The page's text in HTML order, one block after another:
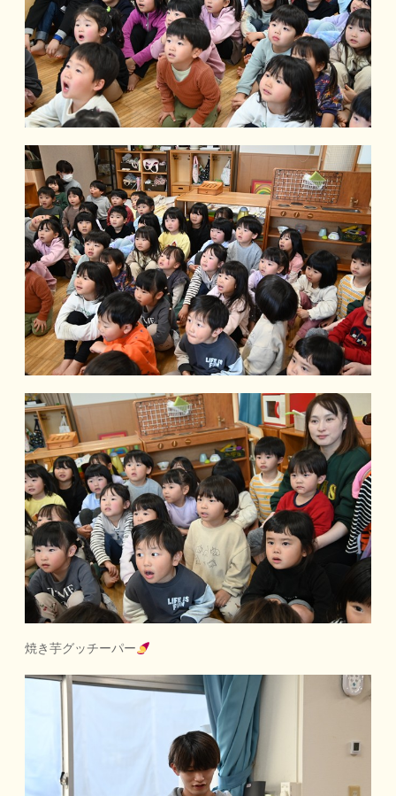
焼き芋グッチーパー